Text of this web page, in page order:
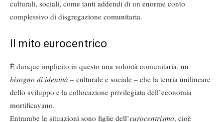
culturali, sociali, come tanti addendi di un enorme conto
complessivo di disgregazione comunitaria.
Il mito eurocentrico
È dunque implicito in questo una volontà comunitaria, un
bisogno di identità – culturale e sociale – che la teoria unilineare
dello sviluppo e la collocazione privilegiata dell’economia
mortificavano.
Entrambe le situazioni sono figlie dell’eurocentrismo, cioè